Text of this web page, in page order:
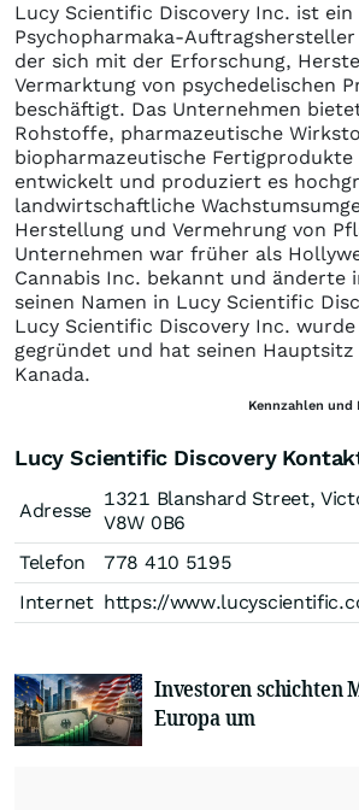
Lucy Scientific Discovery Inc. ist ein
Psychopharmaka-
der sich mit der Erforschung,
Vermarktung von psychedelischen
beschäftigt. Das Unternehmen
Rohstoffe, pharmazeutische
biopharmazeutische Fertigprodukte
entwickelt und produziert es
landwirtschaftliche
Herstellung und Vermehrung von
Unternehmen war früher als
Cannabis Inc. bekannt und änderte
seinen Namen in Lucy Scientific
Lucy Scientific Discovery Inc.
gegründet und hat seinen
Kanada.
Kennzahlen und
Lucy Scientific Discovery
Adresse
1321 Blanshard Street,
V8W 0B6
Telefon
778 410 5195
Internet https://
Investoren schichten
Europa um